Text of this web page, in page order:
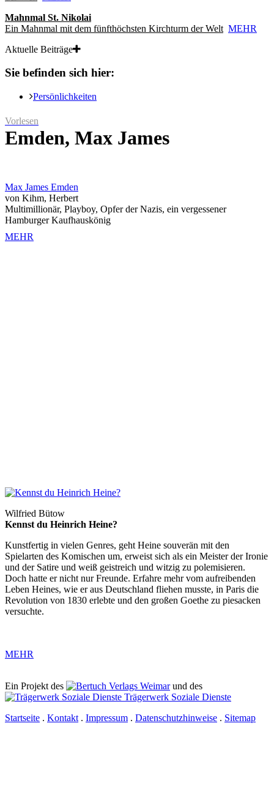
Mahnmal St. Nikolai
Ein Mahnmal mit dem fünfthöchsten Kirchturm der Welt MEHR
Aktuelle Beiträge
Sie befinden sich hier:
Persönlichkeiten
Vorlesen
Emden, Max James
Max James Emden
von Kihm, Herbert
Multimillionär, Playboy, Opfer der Nazis, ein vergessener
Hamburger Kaufhauskönig
MEHR
Wilfried Bütow
Kennst du Heinrich Heine?
Kunstfertig in vielen Genres, geht Heine souverän mit den
Spielarten des Komischen um, erweist sich als ein Meister der Ironie
und der Satire und weiß geistreich und witzig zu polemisieren.
Doch hatte er nicht nur Freunde. Erfahre mehr vom aufreibenden
Leben Heines, wie er aus Deutschland fliehen musste, in Paris die
Revolution von 1830 erlebte und den großen Goethe zu piesacken
versuchte.
MEHR
Ein Projekt des Verlags Weimarund des
Trägerwerk Soziale Dienste
Startseite . Kontakt . Impressum . Datenschutzhinweise . Sitemap